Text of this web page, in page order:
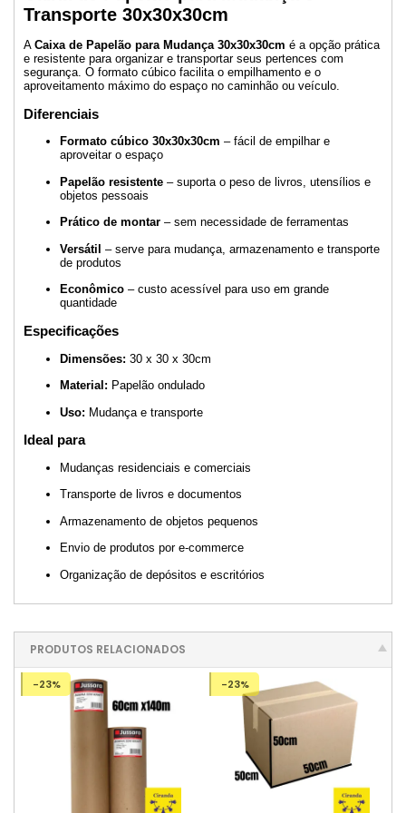
Transporte 30x30x30cm
A Caixa de Papelão para Mudança 30x30x30cm é a opção prática
e resistente para organizar e transportar seus pertences com
segurança. O formato cúbico facilita o empilhamento e o
aproveitamento máximo do espaço no caminhão ou veículo.
Diferenciais
Formato cúbico 30x30x30cm – fácil de empilhar e
aproveitar o espaço
Papelão resistente – suporta o peso de livros, utensílios e
objetos pessoais
Prático de montar – sem necessidade de ferramentas
Versátil – serve para mudança, armazenamento e transporte
de produtos
Econômico – custo acessível para uso em grande
quantidade
Especificações
Dimensões: 30 x 30 x 30cm
Material: Papelão ondulado
Uso: Mudança e transporte
Ideal para
Mudanças residenciais e comerciais
Transporte de livros e documentos
Armazenamento de objetos pequenos
Envio de produtos por e-commerce
Organização de depósitos e escritórios
PRODUTOS RELACIONADOS
-23% -23%